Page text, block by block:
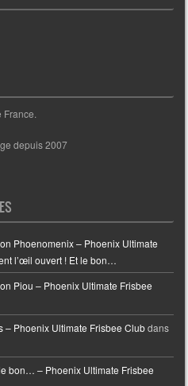
France.
depuis 2007
Phoenomenix – Phoenix Ultimate
l’œil ouvert ! Et le bon…
Piou – Phoenix Ultimate Frisbee
– Phoenix Ultimate Frisbee Clubdans
bon… – Phoenix Ultimate Frisbee